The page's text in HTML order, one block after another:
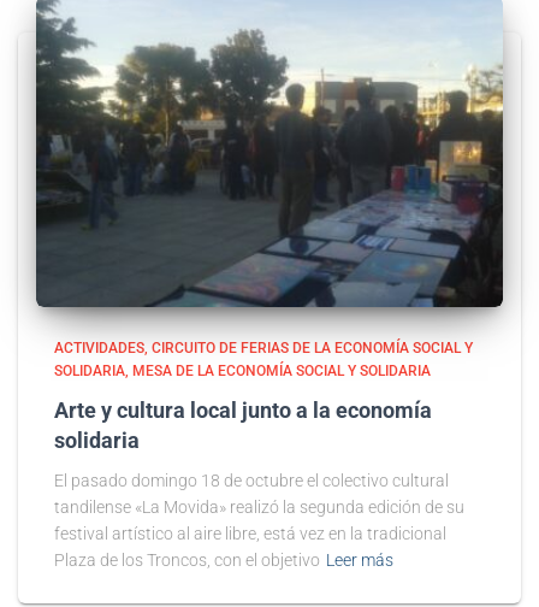
ACTIVIDADES CIRCUITO DE FERIAS DE LA ECONOMÍA SOCIAL Y
SOLIDARIA MESA DE LA ECONOMÍA SOCIAL Y SOLIDARIA
Arte y cultura local junto a la economía
solidaria
El pasado domingo 18 de octubre el colectivo cultural
tandilense «La Movida» realizó la segunda edición de su
festival artístico al aire libre, está vez en la tradicional
Plaza de los Troncos, con el objetivo Leer más